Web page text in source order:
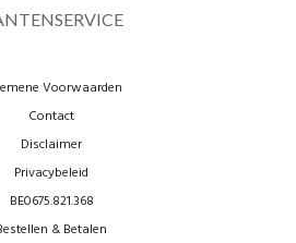
Voorwaarden
Contact
Disclaimer
Privacybeleid
BE0675.821.368
& Betalen